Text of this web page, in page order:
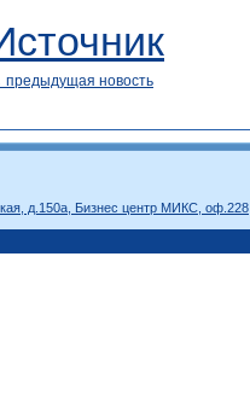
предыдущая новость
д.150а, Бизнес центр МИКС, оф.228